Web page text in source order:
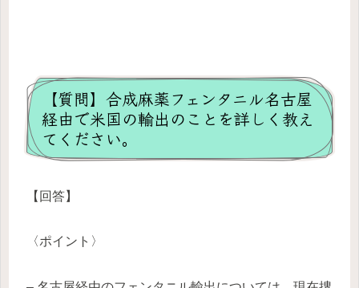
【質問】合成麻薬フェンタニル名古屋
経由で米国の輸出のことを詳しく教え
てください。
【回答】
〈ポイント〉